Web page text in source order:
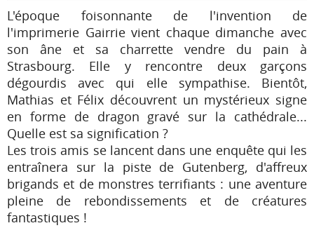
L'époque foisonnante de l'invention de
l'imprimerie Gairrie vient chaque dimanche avec
son âne et sa charrette vendre du pain à
Strasbourg. Elle y rencontre deux garçons
dégourdis avec qui elle sympathise. Bientôt,
Mathias et Félix découvrent un mystérieux signe
en forme de dragon gravé sur la cathédrale...
Quelle est sa signification ?
Les trois amis se lancent dans une enquête qui les
entraînera sur la piste de Gutenberg, d'affreux
brigands et de monstres terrifiants : une aventure
pleine de rebondissements et de créatures
fantastiques !